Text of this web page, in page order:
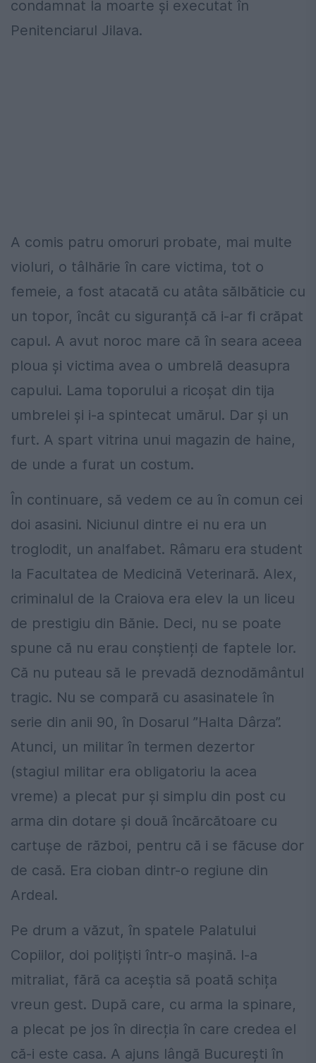
condamnat la moarte și executat în
Penitenciarul Jilava.
A comis patru omoruri probate, mai multe
violuri, o tâlhărie în care victima, tot o
femeie, a fost atacată cu atâta sălbăticie cu
un topor, încât cu siguranță că i-ar fi crăpat
capul. A avut noroc mare că în seara aceea
ploua și victima avea o umbrelă deasupra
capului. Lama toporului a ricoșat din tija
umbrelei și i-a spintecat umărul. Dar și un
furt. A spart vitrina unui magazin de haine,
de unde a furat un costum.
În continuare, să vedem ce au în comun cei
doi asasini. Niciunul dintre ei nu era un
troglodit, un analfabet. Râmaru era student
la Facultatea de Medicină Veterinară. Alex,
criminalul de la Craiova era elev la un liceu
de prestigiu din Bănie. Deci, nu se poate
spune că nu erau conștienți de faptele lor.
Că nu puteau să le prevadă deznodământul
tragic. Nu se compară cu asasinatele în
serie din anii 90, în Dosarul ”Halta Dârza”.
Atunci, un militar în termen dezertor
(stagiul militar era obligatoriu la acea
vreme) a plecat pur și simplu din post cu
arma din dotare și două încărcătoare cu
cartușe de război, pentru că i se făcuse dor
de casă. Era cioban dintr-o regiune din
Ardeal.
Pe drum a văzut, în spatele Palatului
Copiilor, doi polițiști într-o mașină. I-a
mitraliat, fără ca aceștia să poată schița
vreun gest. După care, cu arma la spinare,
a plecat pe jos în direcția în care credea el
că-i este casa. A ajuns lângă București în